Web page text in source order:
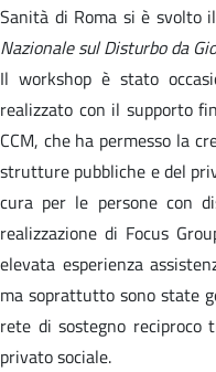
Sanità di Roma si è svolto
Nazionale sul Disturbo da
Il workshop è stato
realizzato con il supporto
CCM, che ha permesso la
strutture pubbliche e del
cura per le persone con
realizzazione di Focus
elevata esperienza
ma soprattutto sono state
rete di sostegno reciproco
privato sociale.